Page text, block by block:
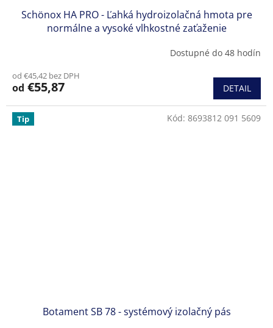
Schönox HA PRO - Ľahká hydroizolačná hmota pre
normálne a vysoké vlhkostné zaťaženie
Dostupné do 48 hodín
od €45,42 bez DPH
od €55,87 DETAIL
Tip
Botament SB 78 - systémový izolačný pás
Kód: 8693812 091 5609